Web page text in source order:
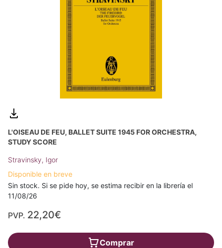
L'OISEAU DE FEU, BALLET SUITE 1945 FOR ORCHESTRA,
STUDY SCORE
Stravinsky, Igor
Disponible en breve
Sin stock. Si se pide hoy, se estima recibir en la librería el
11/08/26
PVP. 22,20€
Comprar